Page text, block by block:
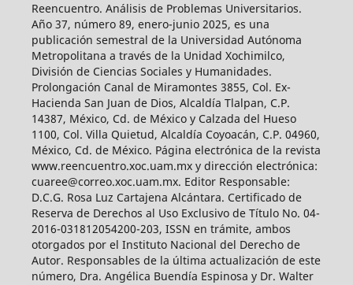
Reencuentro. Análisis de Problemas Universitarios.
Año 37, número 89, enero-junio 2025, es una
publicación semestral de la Universidad Autónoma
Metropolitana a través de la Unidad Xochimilco,
División de Ciencias Sociales y Humanidades.
Prolongación Canal de Miramontes 3855, Col. Ex-
Hacienda San Juan de Dios, Alcaldía Tlalpan, C.P.
14387, México, Cd. de México y Calzada del Hueso
1100, Col. Villa Quietud, Alcaldía Coyoacán, C.P. 04960,
México, Cd. de México. Página electrónica de la revista
www.reencuentro.xoc.uam.mx y dirección electrónica:
cuaree@correo.xoc.uam.mx. Editor Responsable:
D.C.G. Rosa Luz Cartajena Alcántara. Certificado de
Reserva de Derechos al Uso Exclusivo de Título No. 04-
2016-031812054200-203, ISSN en trámite, ambos
otorgados por el Instituto Nacional del Derecho de
Autor. Responsables de la última actualización de este
número, Dra. Angélica Buendía Espinosa y Dr. Walter